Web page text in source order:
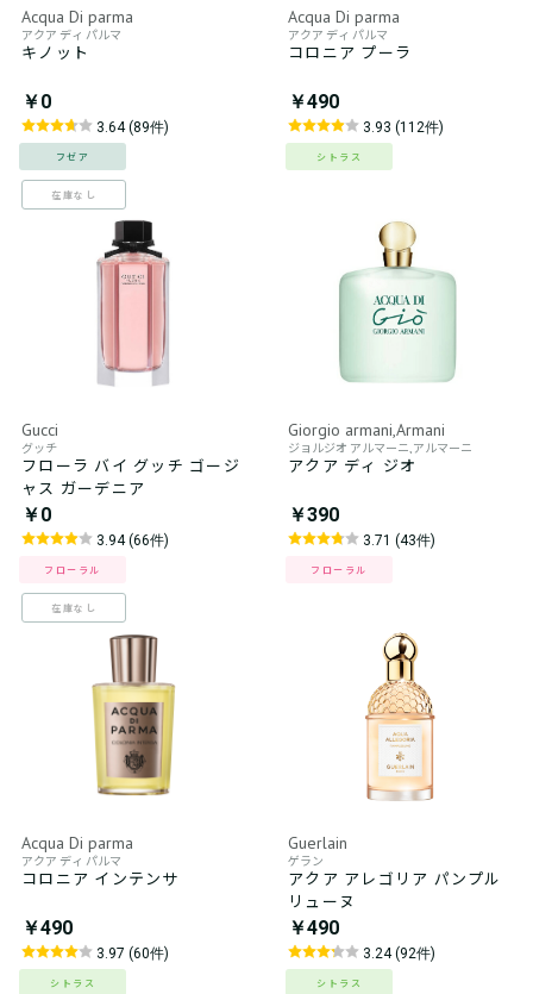
Acqua Di parma
アクア ディ パルマ
キノット
￥0
3.64 (89件)
フゼア
在庫なし
Acqua Di parma
アクア ディ パルマ
コロニア プーラ
￥490
3.93 (112件)
シトラス
Gucci
グッチ
フローラ バイ グッチ ゴージ
ャス ガーデニア
￥0
3.94 (66件)
フローラル
在庫なし
Giorgio armani,Armani
ジョルジオ アルマーニ,アルマーニ
アクア ディ ジオ
￥390
3.71 (43件)
フローラル
Acqua Di parma
アクア ディ パルマ
コロニア インテンサ
￥490
3.97 (60件)
シトラス
Guerlain
ゲラン
アクア アレゴリア パンプル
リューヌ
￥490
3.24 (92件)
シトラス